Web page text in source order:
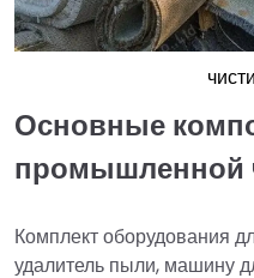
Основные
промышленной
Комплект оборудования
удалитель пыли, машину